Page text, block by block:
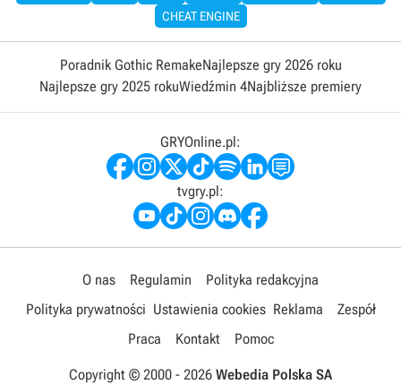
CHEAT ENGINE
Poradnik Gothic RemakeNajlepsze gry 2026 roku
Najlepsze gry 2025 rokuWiedźmin 4Najbliższe premiery
GRYOnline.pl:
tvgry.pl:
O nas Regulamin
Polityka redakcyjna
Polityka prywatności Ustawienia cookies Reklama
Zespół
Praca
Kontakt Pomoc
Copyright © 2000 - 2026 Webedia Polska SA